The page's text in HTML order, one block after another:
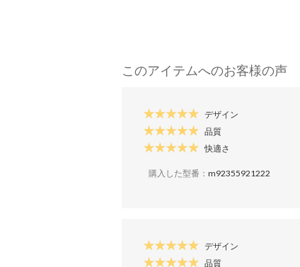
このアイテムへのお客様の声
デザイン
品質
快適さ
購入した型番： m92355921222
デザイン
品質